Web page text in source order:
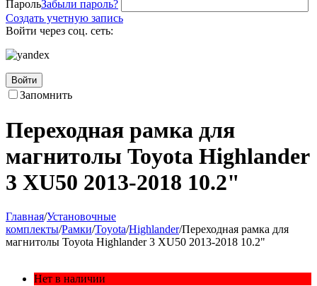
ПарольЗабыли пароль?
Создать учетную запись
Войти через соц. сеть:
Войти
Запомнить
Переходная рамка для
магнитолы Toyota Highlander
3 XU50 2013-2018 10.2"
Главная/Установочные
комплекты/Рамки/Toyota/Highlander/Переходная рамка для
магнитолы Toyota Highlander 3 XU50 2013-2018 10.2"
Нет в наличии